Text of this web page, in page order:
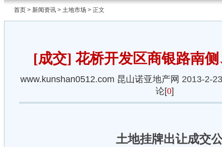
首页 > 新闻资讯 > 土地市场 > 正文
[成交] 花桥开发区商银路南
www.kunshan0512.com 昆山诺亚地产网 2013-2-
论[0]
土地挂牌出让成交